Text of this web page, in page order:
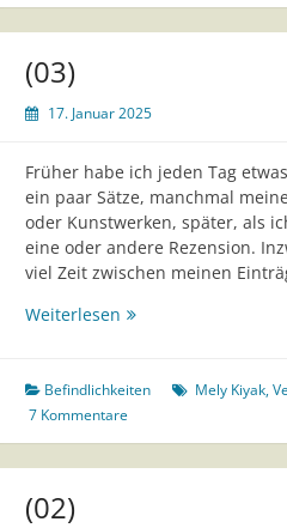
(03)
17. Januar 2025
Früher habe ich jeden Tag
ein paar Sätze, manchmal
oder Kunstwerken, später, als
eine oder andere Rezension.
viel Zeit zwischen meinen
Weiterlesen (03)
Befindlichkeiten Mely Kiyak,
7 Kommentare
(02)